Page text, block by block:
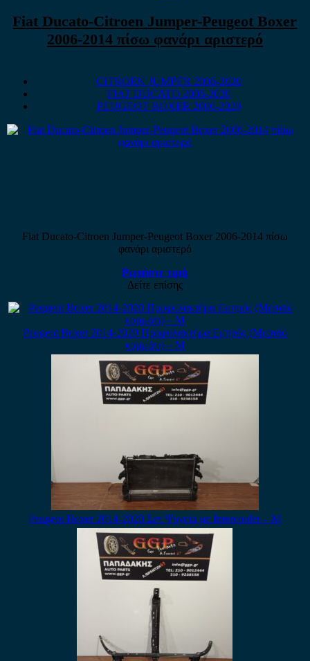
Fiat Ducato-Citroen Jumper-Peugeot Boxer
2006-2014 πίσω φανάρι αριστερό
CITROEN JUMPER 2006-2020
FIAT DUCATO 2006-2020
PEUGEOT BOXER 2006-2020
Fiat Ducato-Citroen Jumper-Peugeot Boxer 2006-2014 πίσω
φανάρι αριστερό
Ρωτήστε τιμή
Δείτε επίσης
Peugeot Boxer 2014-2020 Προφυλακτήρα Εμπρός (Μεσαίο
κομμάτι) – Μ
Peugeot Boxer 2014-2020 Σετ Ψυγεία με Intercooler – Μ